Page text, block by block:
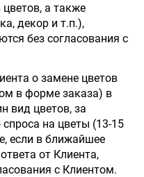
а также
декор и т.п.),
без согласования с
о замене цветов
в форме заказа) в
вид цветов, за
на цветы (13-15
если в ближайшее
от Клиента,
с Клиентом.